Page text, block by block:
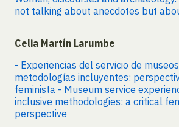
not talking about anecdotes but
Celia Martín Larumbe
- Experiencias del servicio de
metodologías incluyentes:
feminista - Museum service
inclusive methodologies: a critical
perspective